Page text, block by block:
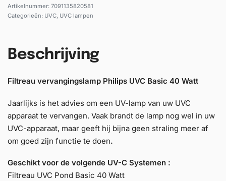
7091135820581
Categorieën: UVC, UVC lampen
Beschrijving
Filtreau vervangingslamp Philips UVC Basic 40 Watt
Jaarlijks is het advies om een UV-lamp van uw UVC
apparaat te vervangen. Vaak brandt de lamp nog wel in uw
UVC-apparaat, maar geeft hij bijna geen straling meer af
om goed zijn functie te doen.
Geschikt voor de volgende UV-C Systemen :
Filtreau UVC Pond Basic 40 Watt